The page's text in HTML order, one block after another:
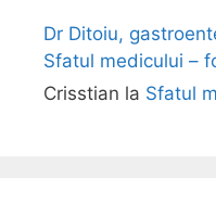
Dr Ditoiu,
Sfatul medicului –
Crisstian la Sfatul